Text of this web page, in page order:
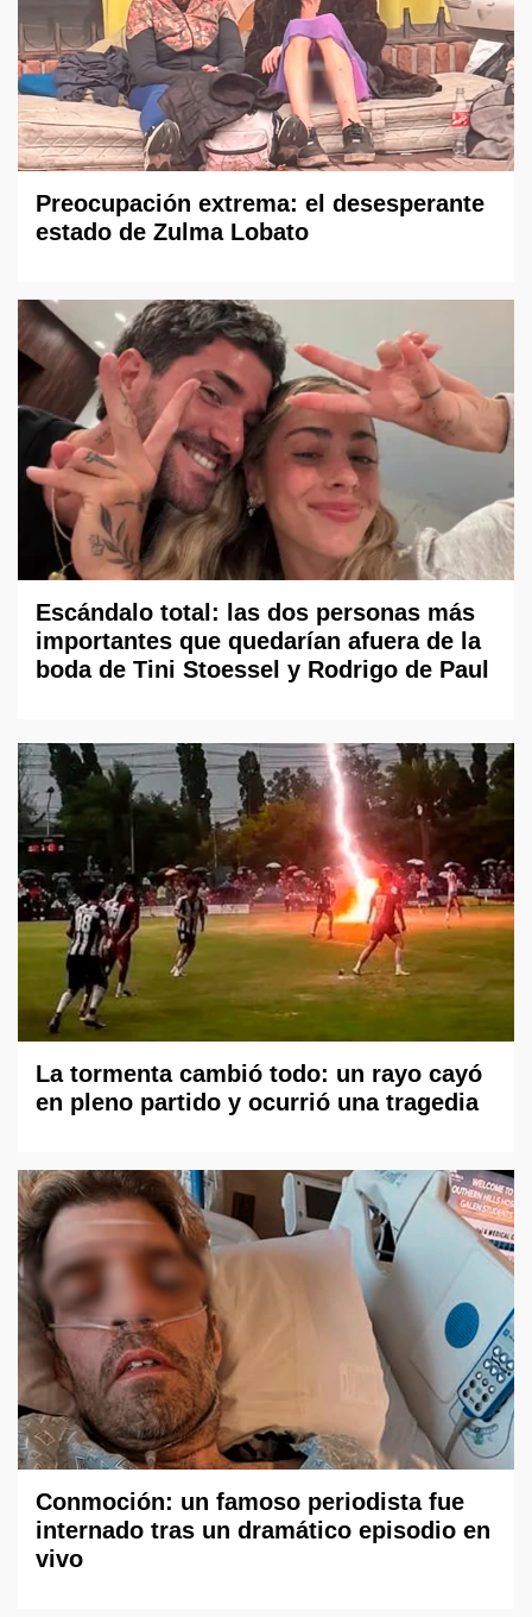
Preocupación extrema: el desesperante
estado de Zulma Lobato
Escándalo total: las dos personas más
importantes que quedarían afuera de la
boda de Tini Stoessel y Rodrigo de Paul
La tormenta cambió todo: un rayo cayó
en pleno partido y ocurrió una tragedia
Conmoción: un famoso periodista fue
internado tras un dramático episodio en
vivo